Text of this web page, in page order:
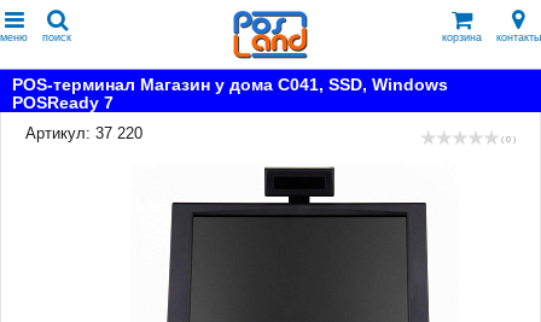
меню поиск корзина контакты
POS-терминал Магазин у дома С041, SSD, Windows
POSReady 7
Артикул: 37 220
( 0 )